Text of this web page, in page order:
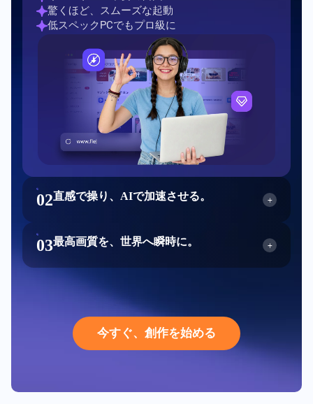
驚くほど、スムーズな起動
低スペックPCでもプロ級に
02直感で操り、AIで加速させる。 +
直感で操り、AIで加速させる。
ドラッグ＆ドロップの魔法
AIが加速させる編集ワーク
03最高画質を、世界へ瞬時に。 +
最高画質を、世界へ瞬時に。
妥協なき4Kクオリティ
クラウドで繋がる安心感
ワンクリックで、広がる
今す ぐ、 創作を始める